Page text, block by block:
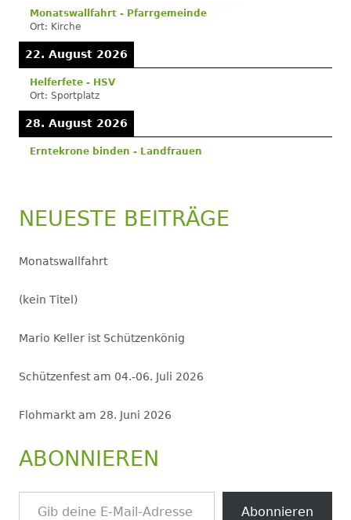
Monatswallfahrt - Pfarrgemeinde
Ort: Kirche
22. August 2026
Helferfete - HSV
Ort: Sportplatz
28. August 2026
Erntekrone binden - Landfrauen
NEUESTE BEITRÄGE
Monatswallfahrt
(kein Titel)
Mario Keller ist Schützenkönig
Schützenfest am 04.-06. Juli 2026
Flohmarkt am 28. Juni 2026
ABONNIEREN
Gib deine E-Mail-Adresse ein ...
Abonnieren